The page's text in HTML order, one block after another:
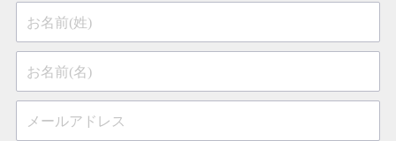
お名前(姓)
お名前(名)
メールアドレス